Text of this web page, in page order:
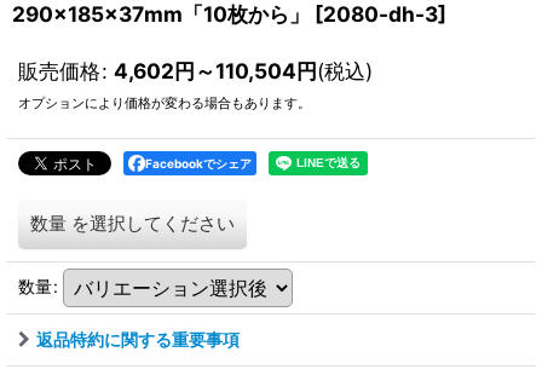
290×185×37mm「10枚から」
[2080-dh-3]
販売価格: 4,602円～110,504円(税込)
オプションにより価格が変わる場合もあります。
Facebookでシェア
数量 を選択してください
数量:
返品特約に関する重要事項